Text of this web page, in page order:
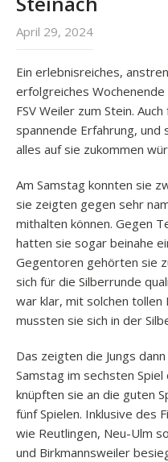
April 29, 2024
Ein erlebnisreiches,
erfolgreiches
FSV Weiler zum Stein.
spannende Erfahrung, und
alles auf sie zukommen
Am Samstag konnten sie
sie zeigten gegen sehr
mithalten können. Gegen
hatten sie sogar beinahe
Gegentoren gehörten sie
sich für die Silberrunde
war klar, mit solchen
mussten sie sich in der
Das zeigten die Jungs
Samstag im sechsten
knüpften sie an die guten
fünf Spielen. Inklusive des
wie Reutlingen, Neu-Ulm
und Birkmannsweiler